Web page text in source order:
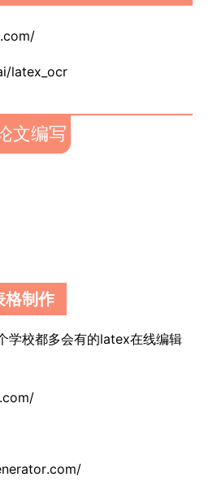
latex_ocr
文编写
格制作
学校都多会有的latex在线编辑